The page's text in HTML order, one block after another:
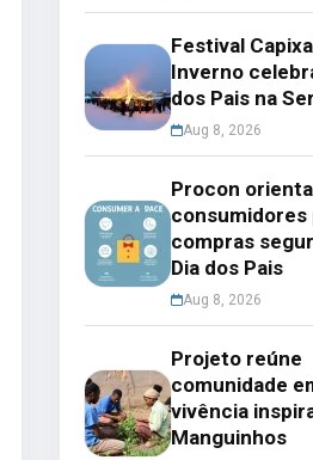
Festival
Inverno
dos Pais na
Aug 8, 2026
Procon orienta
consumidores
compras
Dia dos Pais
Aug 8, 2026
Projeto reúne
comunidade
vivência
Manguinhos